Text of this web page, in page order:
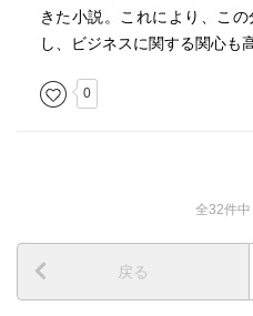
きた小説。これにより、こ
し、ビジネスに関する関心も
0
全32件
戻る